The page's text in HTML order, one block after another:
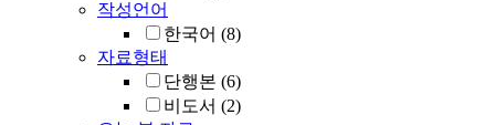
작성언어
한국어 (8)
자료형태
단행본 (6)
비도서 (2)